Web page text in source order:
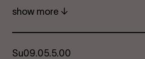
show more
Su09.05.5.00